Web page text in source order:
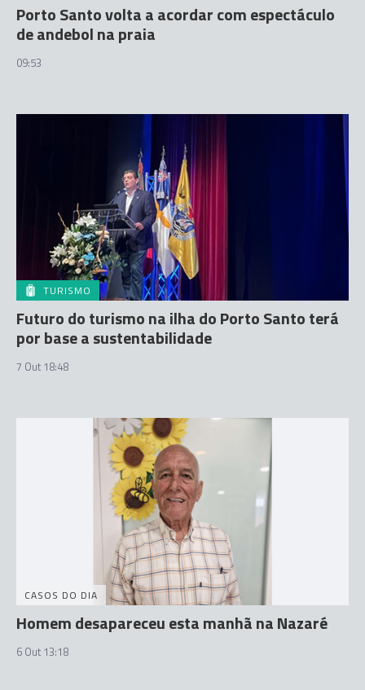
Porto Santo volta a acordar com espectáculo
de andebol na praia
09:53
TURISMO
Futuro do turismo na ilha do Porto Santo terá
por base a sustentabilidade
7 Out 18:48
CASOS DO DIA
Homem desapareceu esta manhã na Nazaré
6 Out 13:18